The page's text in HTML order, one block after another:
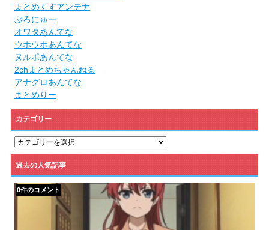
まとめくすアンテナ
ぶろにゅー
オワタあんてな
ウホウホあんてな
ヌルポあんてな
2chまとめちゃんねる
アナグロあんてな
まとめりー
カテゴリー
カ
ゴ
リ
ー
過去の人気記事
0件のコメント